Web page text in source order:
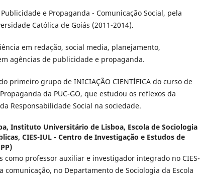
e Propaganda - Comunicação Social, pela
Católica de Goiás (2011-2014).
em redação, social media, planejamento,
agências de publicidade e propaganda.
primeiro grupo de INICIAÇÃO CIENTÍFICA do curso de
da PUC-GO, que estudou os reflexos da
Responsabilidade Social na sociedade.
Instituto Universitário de Lisboa, Escola de Sociologia
CIES-IUL - Centro de Investigação e Estudos de
como professor auxiliar e investigador integrado no CIES-
comunicação, no Departamento de Sociologia da Escola